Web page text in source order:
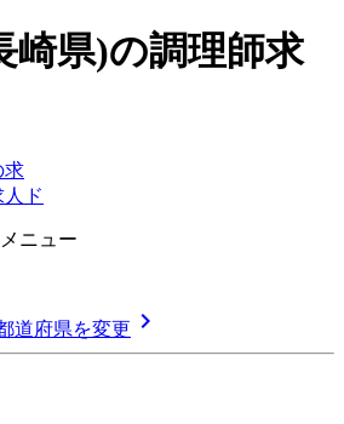
崎県)の調理師求
メニュー
道府県を変更 